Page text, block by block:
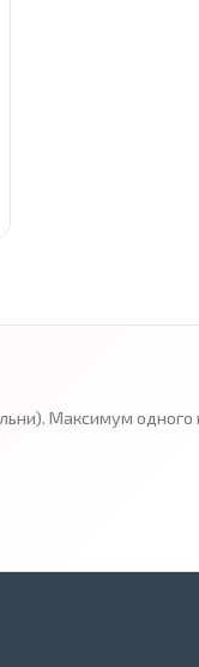
Максимум